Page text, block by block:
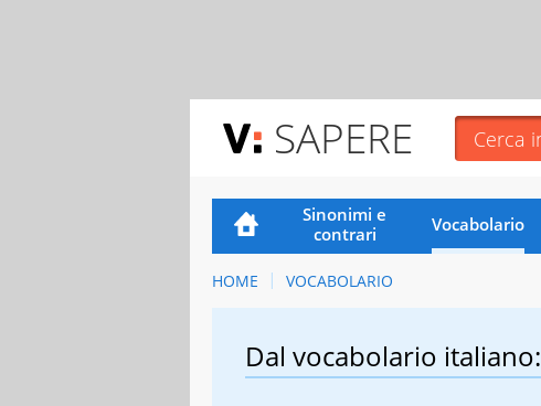
SAPERE
Sinonimi e
contrari
Vocabolario
HOME VOCABOLARIO
Dal vocabolario italiano: